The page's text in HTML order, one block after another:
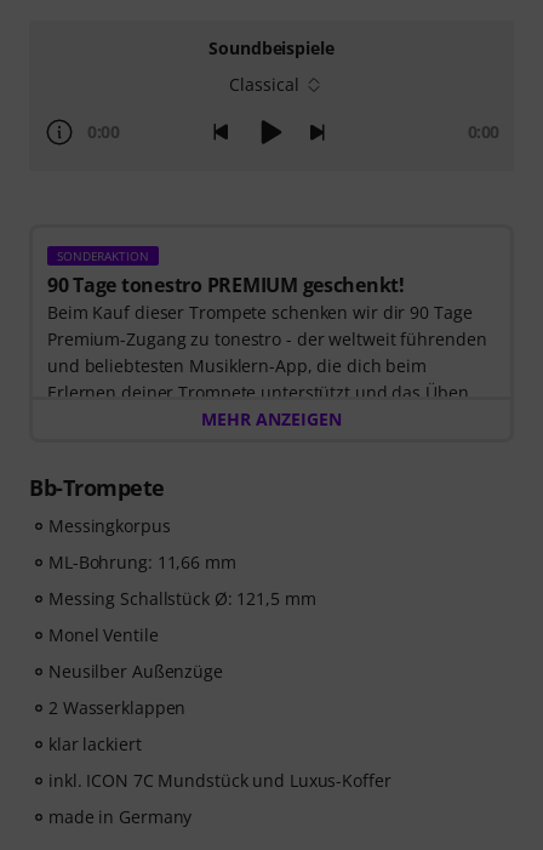
Soundbeispiele
Classical
0:00 0:00
SONDERAKTION
90 Tage tonestro PREMIUM geschenkt!
Beim Kauf dieser Trompete schenken wir dir 90 Tage
Premium-Zugang zu tonestro - der weltweit führenden
und beliebtesten Musiklern-App, die dich beim
Erlernen deiner Trompete unterstützt und das Üben
zum Vergnügen wird. Entdecke die Welt der Musik mit
270 zielgerichteten Übungen
Das interaktive Live-Feedback von tonestro hört dir
beim Spielen zu, analysiert jeden gespielten Ton und
gibt dir unmittelbar Rückmeldung zur Tonhöhe und
Rhythmus. Ergreife jetzt die Chance, deiner
Trompetenfähigkeiten flexibel, effektiv und mit Freude
zu entwickeln – zu jeder Zeit, an jedem Ort. Keine
automatische Verlängerung!
MEHR ANZEIGEN
Bb-Trompete
Messingkorpus
ML-Bohrung: 11,66 mm
Messing Schallstück Ø: 121,5 mm
Monel Ventile
Neusilber Außenzüge
2 Wasserklappen
klar lackiert
inkl. ICON 7C Mundstück und Luxus-Koffer
made in Germany